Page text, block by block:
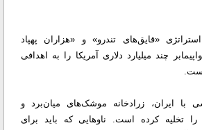
«قایق‌های تندرو» و «هزاران پهپاد
چند میلیارد دلاری آمریکا را به اهدافی
با ایران، زرادخانه موشک‌های میان‌برد و
را تخلیه کرده است. ناوهایی که باید برای